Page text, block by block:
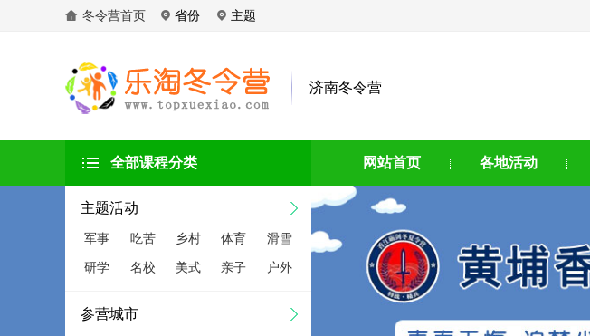
冬令营首页 省份 主题
济南冬令营
全部课程分类 网站首页 各地活动
主题活动
军事 吃苦 乡村 体育
滑雪
研学
名校 美式 亲子 户外
参营城市